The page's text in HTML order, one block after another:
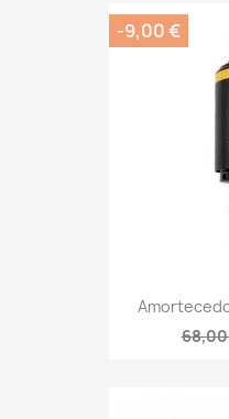
-9,00 €